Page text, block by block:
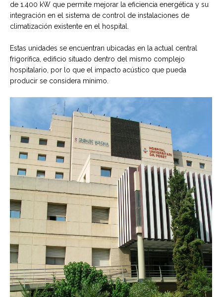
de 1.400 kW que permite mejorar la eficiencia energética y su
integración en el sistema de control de instalaciones de
climatización existente en el hospital.
Estas unidades se encuentran ubicadas en la actual central
frigorífica, edificio situado dentro del mismo complejo
hospitalario, por lo que el impacto acústico que pueda
producir se considera mínimo.